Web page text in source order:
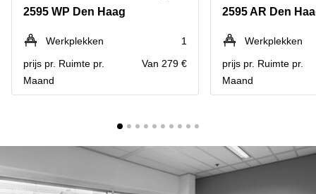
Hengelo
Hilversum
Hoofddorp
Deventer
Zwolle
Reeuwijk
Business
Arnhem
Hilversum
2595 WP Den Haag
Werkplekken
1
prijs pr. Ruimte pr.
Maand
Van 279 €
2595 AR Den
Werkplekken
prijs pr. Ruimte pr.
Maand